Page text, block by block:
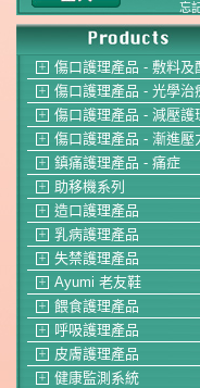
忘
＋ 傷口護理產品 - 敷料及
＋ 傷口護理產品 - 光學治
＋ 傷口護理產品 - 減壓護
＋ 傷口護理產品 - 漸進壓
＋ 鎮痛護理產品 - 痛症
＋ 助移機系列
＋ 造口護理產品
＋ 乳病護理產品
＋ 失禁護理產品
＋ Ayumi 老友鞋
＋ 餵食護理產品
＋ 呼吸護理產品
＋ 皮膚護理產品
＋ 健康監測系統